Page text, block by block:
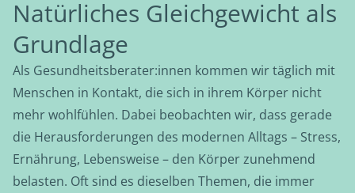
Natürliches Gleichgewicht als
Grundlage
Als Gesundheitsberater:innen kommen wir täglich mit
Menschen in Kontakt, die sich in ihrem Körper nicht
mehr wohlfühlen. Dabei beobachten wir, dass gerade
die Herausforderungen des modernen Alltags – Stress,
Ernährung, Lebensweise – den Körper zunehmend
belasten. Oft sind es dieselben Themen, die immer